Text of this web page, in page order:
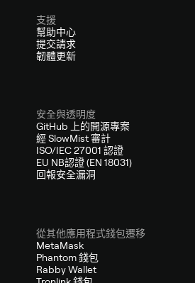
支援
幫助中心
提交請求
韌體更新
安全與透明度
GitHub 上的開源專案
經 SlowMist 審計
ISO/IEC 27001 認證
EU NB認證 (EN 18031)
回報安全漏洞
從其他應用程式錢包遷移
MetaMask
Phantom 錢包
Rabby Wallet